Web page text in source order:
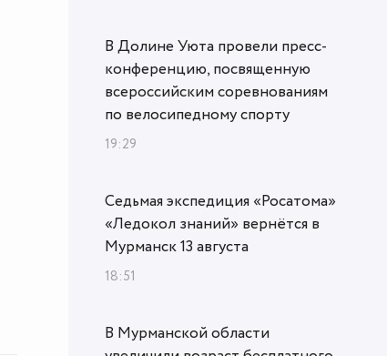
В Долине Уюта провели пресс-
конференцию, посвященную
всероссийским соревнованиям
по велосипедному спорту
19:29
Седьмая экспедиция «Росатома»
«Ледокол знаний» вернётся в
Мурманск 13 августа
18:51
В Мурманской области